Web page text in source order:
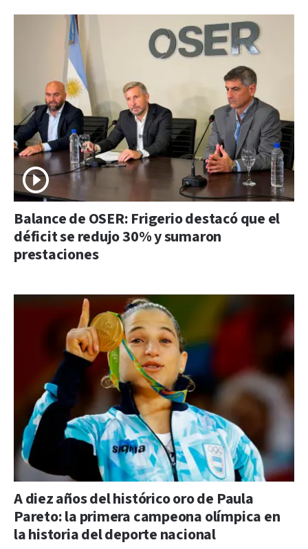
Balance de OSER: Frigerio destacó que el
déficit se redujo 30% y sumaron
prestaciones
A diez años del histórico oro de Paula
Pareto: la primera campeona olímpica en
la historia del deporte nacional